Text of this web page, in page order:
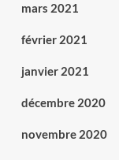
mars 2021
février 2021
janvier 2021
décembre 2020
novembre 2020